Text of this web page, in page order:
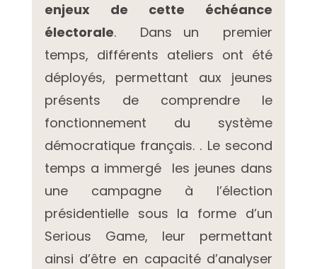
enjeux de cette échéance
électorale. Dans un premier
temps, différents ateliers ont été
déployés, permettant aux jeunes
présents de comprendre le
fonctionnement du système
démocratique français. . Le second
temps a immergé les jeunes dans
une campagne à l’élection
présidentielle sous la forme d’un
Serious Game, leur permettant
ainsi d’être en capacité d’analyser